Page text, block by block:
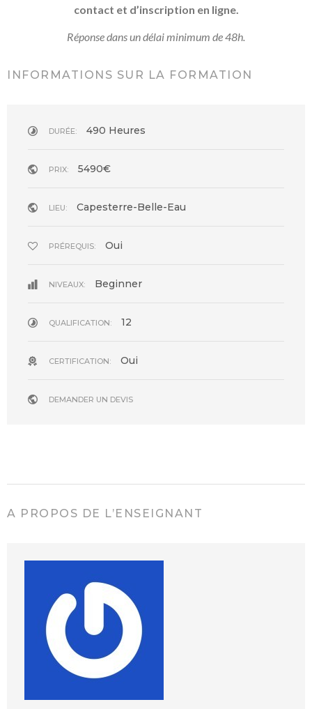
contact et d’inscription en ligne.
Réponse dans un délai minimum de 48h.
INFORMATIONS SUR LA FORMATION
DURÉE: 490 Heures
PRIX: 5490€
LIEU: Capesterre-Belle-Eau
PRÉREQUIS: Oui
NIVEAUX: Beginner
QUALIFICATION: 12
CERTIFICATION: Oui
DEMANDER UN DEVIS
A PROPOS DE L’ENSEIGNANT